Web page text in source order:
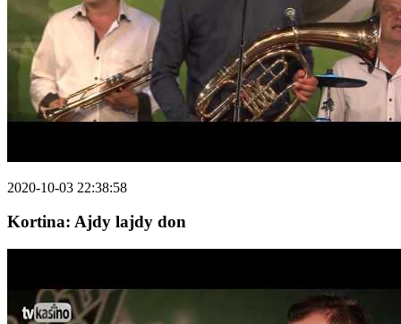
2020-10-03 22:38:58
Kortina: Ajdy lajdy don